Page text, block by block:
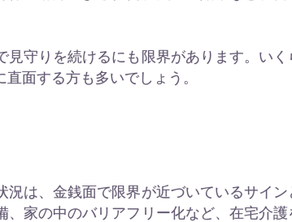
守りを続けるにも限界があります。い
面する方も多いでしょう。
は、金銭面で限界が近づいているサイン
家の中のバリアフリー化など、在宅介護